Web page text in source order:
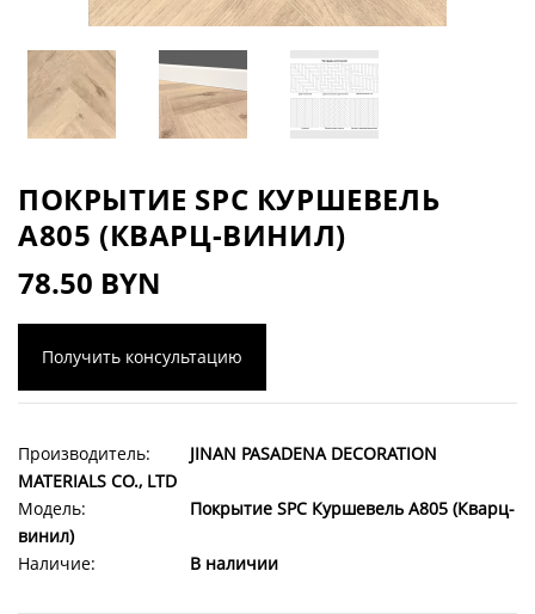
ПОКРЫТИЕ SPC КУРШЕВЕЛЬ
A805 (КВАРЦ-ВИНИЛ)
78.50 BYN
Получить консультацию
Производитель:
JINAN PASADENA DECORATION
MATERIALS CO., LTD
Модель:
Покрытие SPC Куршевель A805 (Кварц-
винил)
Наличие:
В наличии